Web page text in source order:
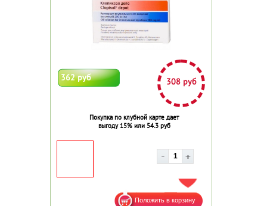
362 руб 308 руб
Покупка по клубной карте дает
выгоду 15% или 54.3 руб
ДОБАВИТЬ В ИЗБРАННОЕ